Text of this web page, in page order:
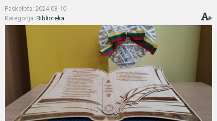
Paskelbta: 2024-03-10
Kategorija: Biblioteka